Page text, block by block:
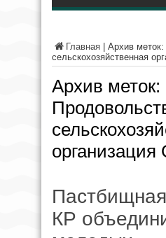
Главная
Архив
сельскохозяйственная
Архив меток:
КР